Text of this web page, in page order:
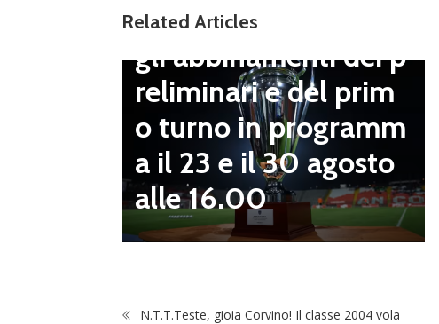
Related Articles
Coppa Italia Serie D,
gli abbinamenti dei p
reliminari e del prim
o turno in programm
a il 23 e il 30 agosto
alle 16.00
N.T.T.Teste, gioia Corvino! Il classe 2004 vola